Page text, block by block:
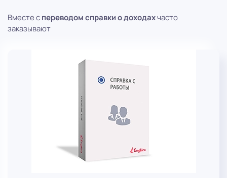
Вместе спереводом справки о доходахчасто
заказывают